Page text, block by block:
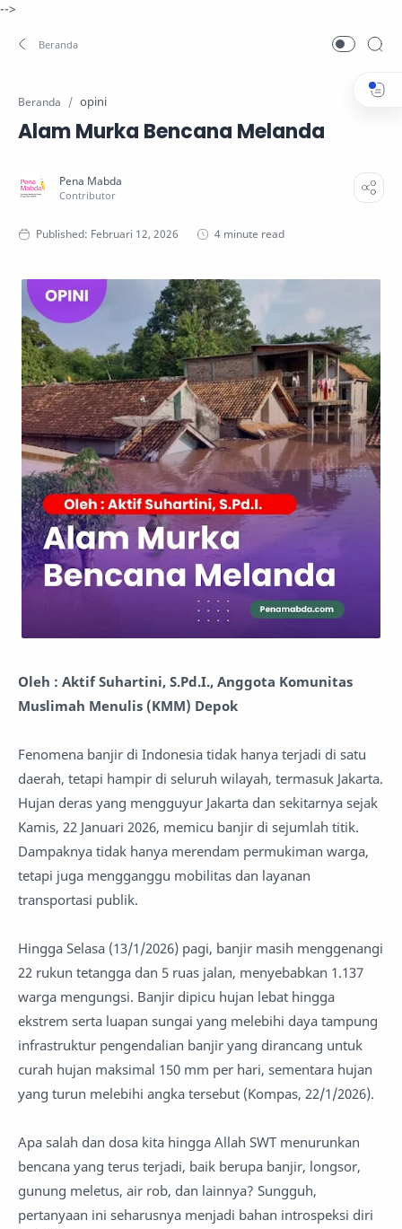
-->
Beranda opini
Alam Murka Bencana Melanda
4 minute read
Oleh : Aktif Suhartini, S.Pd.I., Anggota Komunitas
Muslimah Menulis (KMM) Depok
Fenomena banjir di Indonesia tidak hanya terjadi di satu
daerah, tetapi hampir di seluruh wilayah, termasuk Jakarta.
Hujan deras yang mengguyur Jakarta dan sekitarnya sejak
Kamis, 22 Januari 2026, memicu banjir di sejumlah titik.
Dampaknya tidak hanya merendam permukiman warga,
tetapi juga mengganggu mobilitas dan layanan
transportasi publik.
Hingga Selasa (13/1/2026) pagi, banjir masih menggenangi
22 rukun tetangga dan 5 ruas jalan, menyebabkan 1.137
warga mengungsi. Banjir dipicu hujan lebat hingga
ekstrem serta luapan sungai yang melebihi daya tampung
infrastruktur pengendalian banjir yang dirancang untuk
curah hujan maksimal 150 mm per hari, sementara hujan
yang turun melebihi angka tersebut (Kompas, 22/1/2026).
Apa salah dan dosa kita hingga Allah SWT menurunkan
bencana yang terus terjadi, baik berupa banjir, longsor,
gunung meletus, air rob, dan lainnya? Sungguh,
pertanyaan ini seharusnya menjadi bahan introspeksi diri